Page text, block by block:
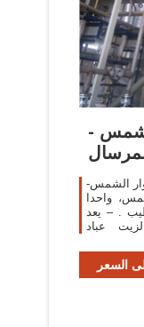
-
-يتم استخلاص هذا الزيت، من بذور نبات دوار الشمس
واحدا
. – يعد
عباد
السعر